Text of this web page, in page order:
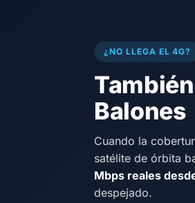
¿NO LLEGA EL 4G?
Balones
Cuando la
satélite de órbita
Mbps reales
despejado.